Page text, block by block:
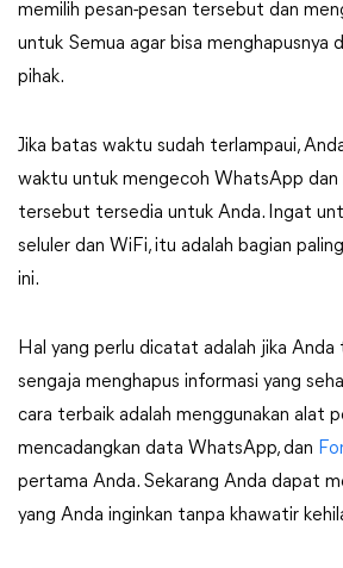
memilih pesan-pesan tersebut dan
untuk Semua agar bisa menghapusnya
pihak.
Jika batas waktu sudah terlampaui,
waktu untuk mengecoh WhatsApp
tersebut tersedia untuk Anda. Ingat
seluler dan WiFi, itu adalah bagian
ini.
Hal yang perlu dicatat adalah jika
sengaja menghapus informasi yang
cara terbaik adalah menggunakan alat
mencadangkan data WhatsApp, dan
pertama Anda. Sekarang Anda dapat
yang Anda inginkan tanpa khawatir